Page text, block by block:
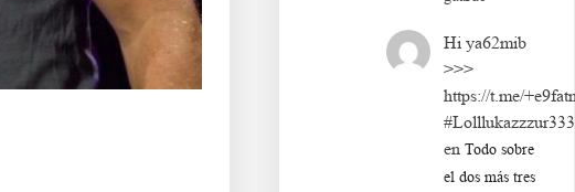
Hi ya62mib
>>>
https://t.me/
#Lolllukazzzur333
enTodo sobre
el dos más tres